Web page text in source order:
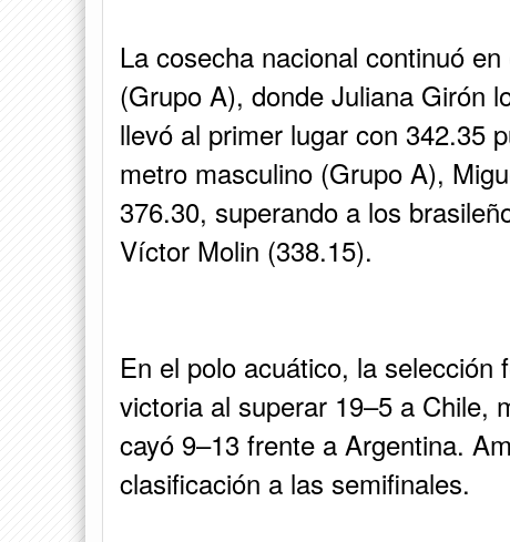
La cosecha nacional continuó
(Grupo A), donde Juliana Girón
llevó al primer lugar con 342.35
metro masculino (Grupo A),
376.30, superando a los
Víctor Molin (338.15).
En el polo acuático, la
victoria al superar 19–5 a Chile,
cayó 9–13 frente a Argentina.
clasificación a las semifinales.